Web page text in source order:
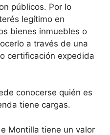
públicos. Por lo
legítimo en
bienes inmuebles o
a través de una
certificación expedida
conocerse quién es
tiene cargas.
Montilla tiene un valor